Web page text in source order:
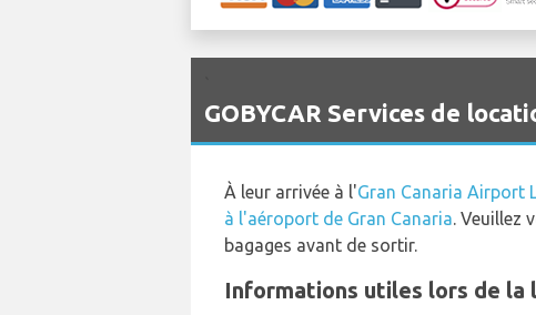
GOBYCAR Services de
À leur arrivée à l'Gran Canaria Airport
à l'aéroport de Gran Canaria. Veuillez
bagages avant de sortir.
Informations utiles lors de la